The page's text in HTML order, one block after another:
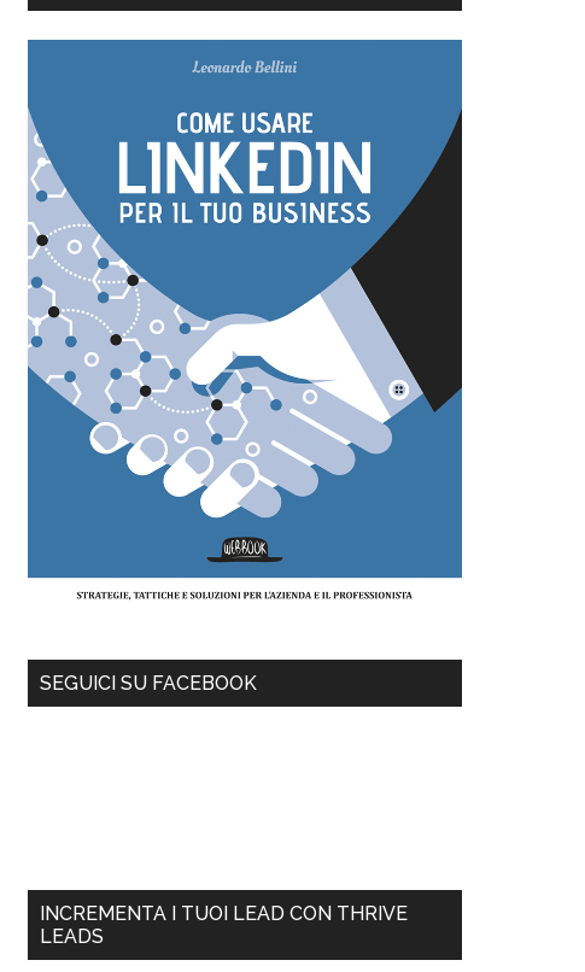
SEGUICI SU FACEBOOK
INCREMENTA I TUOI LEAD CON THRIVE
LEADS